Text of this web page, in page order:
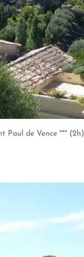
Paul de Vence *** (2h)